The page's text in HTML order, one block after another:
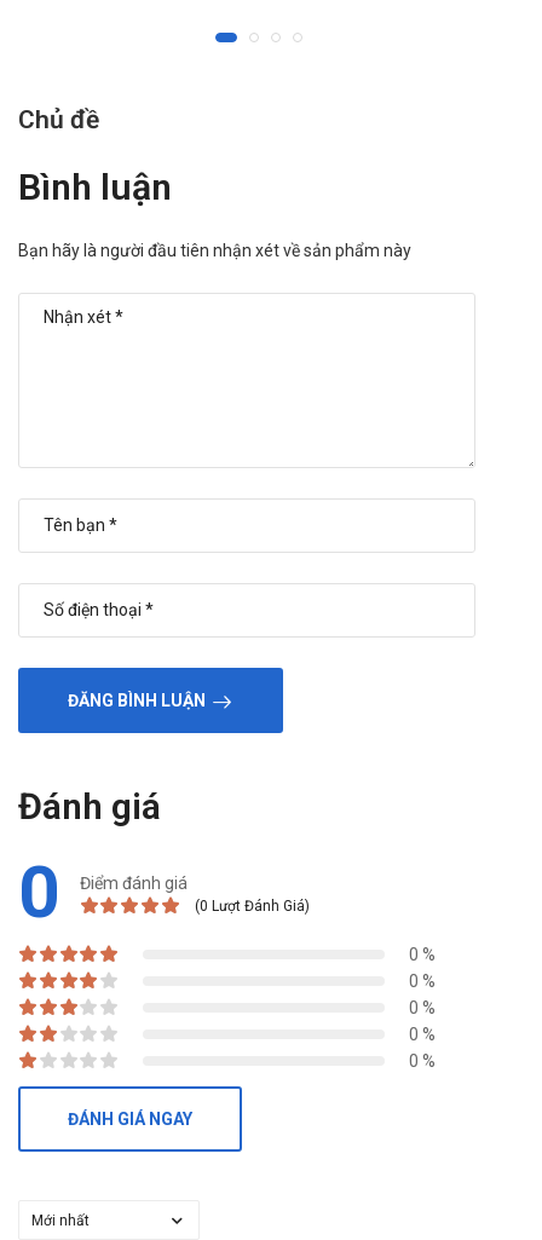
Chủ đề
Bình luận
Bạn hãy là người đầu tiên nhận xét về sản phẩm này
ĐĂNG BÌNH LUẬN
Đánh giá
0 Điểm đánh giá
(0 Lượt Đánh Giá)
0 %
0 %
0 %
0 %
0 %
ĐÁNH GIÁ NGAY